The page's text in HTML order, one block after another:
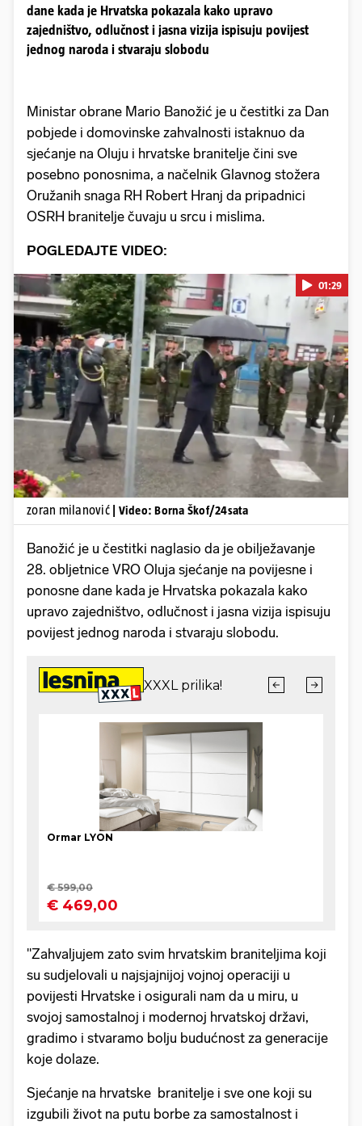
dane kada je Hrvatska pokazala kako upravo
zajedništvo, odlučnost i jasna vizija ispisuju povijest
jednog naroda i stvaraju slobodu
Ministar obrane Mario Banožić je u čestitki za Dan
pobjede i domovinske zahvalnosti istaknuo da
sjećanje na Oluju i hrvatske branitelje čini sve
posebno ponosnima, a načelnik Glavnog stožera
Oružanih snaga RH Robert Hranj da pripadnici
OSRH branitelje čuvaju u srcu i mislima.
POGLEDAJTE VIDEO:
Pokretanje videa...
01:29
zoran milanović | Video: Borna Škof/24sata
Banožić je u čestitki naglasio da je obilježavanje
28. obljetnice VRO Oluja sjećanje na povijesne i
ponosne dane kada je Hrvatska pokazala kako
upravo zajedništvo, odlučnost i jasna vizija ispisuju
povijest jednog naroda i stvaraju slobodu.
"Zahvaljujem zato svim hrvatskim braniteljima koji
su sudjelovali u najsjajnijoj vojnoj operaciji u
povijesti Hrvatske i osigurali nam da u miru, u
svojoj samostalnoj i modernoj hrvatskoj državi,
gradimo i stvaramo bolju budućnost za generacije
koje dolaze.
Sjećanje na hrvatske branitelje i sve one koji su
izgubili život na putu borbe za samostalnost i